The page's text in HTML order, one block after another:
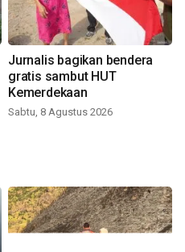
Jurnalis bagikan bendera
gratis sambut HUT
Kemerdekaan
Sabtu, 8 Agustus 2026